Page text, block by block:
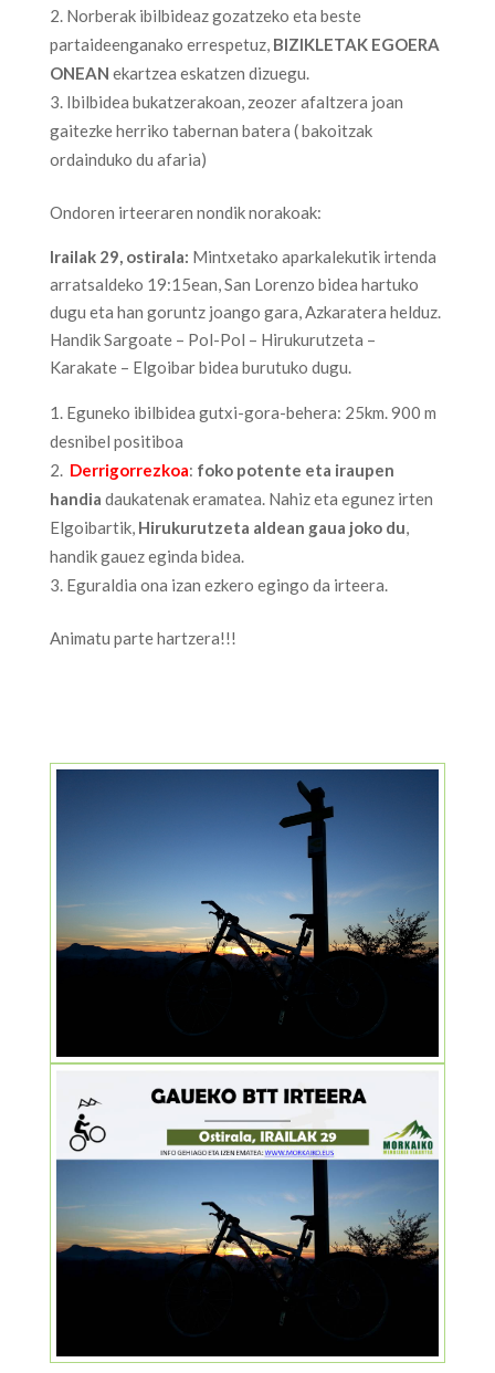
Norberak ibilbideaz gozatzeko eta beste
partaideenganako errespetuz, BIZIKLETAK EGOERA
ONEAN ekartzea eskatzen dizuegu.
Ibilbidea bukatzerakoan, zeozer afaltzera joan
gaitezke herriko tabernan batera ( bakoitzak
ordainduko du afaria)
Ondoren irteeraren nondik norakoak:
Irailak 29, ostirala: Mintxetako aparkalekutik irtenda
arratsaldeko 19:15ean, San Lorenzo bidea hartuko
dugu eta han goruntz joango gara, Azkaratera helduz.
Handik Sargoate – Pol-Pol – Hirukurutzeta –
Karakate – Elgoibar bidea burutuko dugu.
Eguneko ibilbidea gutxi-gora-behera: 25km. 900 m
desnibel positiboa
Derrigorrezkoa: foko potente eta iraupen
handia daukatenak eramatea. Nahiz eta egunez irten
Elgoibartik, Hirukurutzeta aldean gaua joko du,
handik gauez eginda bidea.
Eguraldia ona izan ezkero egingo da irteera.
Animatu parte hartzera!!!